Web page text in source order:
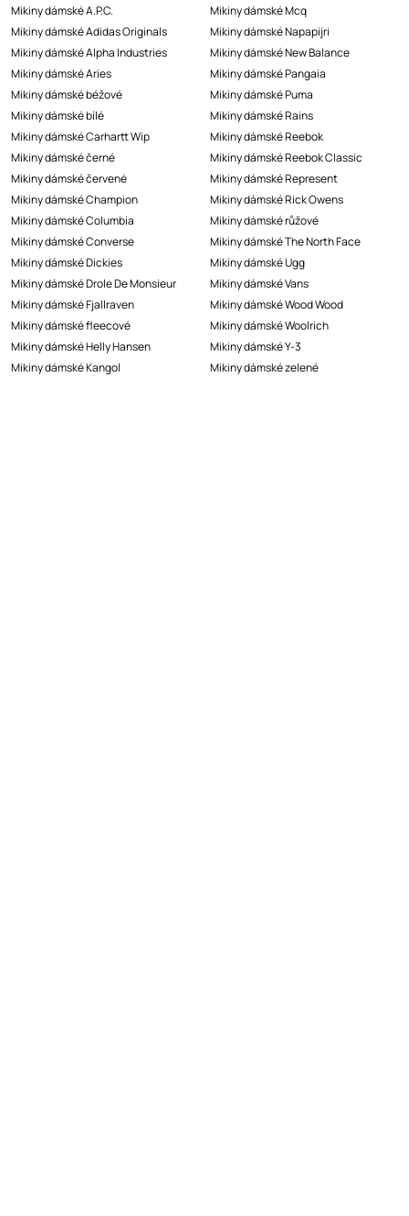
Mikiny dámské A.P.C.
Mikiny dámské Adidas Originals
Mikiny dámské Alpha Industries
Mikiny dámské Aries
Mikiny dámské béžové
Mikiny dámské bílé
Mikiny dámské Carhartt Wip
Mikiny dámské černé
Mikiny dámské červené
Mikiny dámské Champion
Mikiny dámské Columbia
Mikiny dámské Converse
Mikiny dámské Dickies
Mikiny dámské Drole De Monsieur
Mikiny dámské Fjallraven
Mikiny dámské fleecové
Mikiny dámské Helly Hansen
Mikiny dámské Kangol
Mikiny dámské Mcq
Mikiny dámské Napapijri
Mikiny dámské New Balance
Mikiny dámské Pangaia
Mikiny dámské Puma
Mikiny dámské Rains
Mikiny dámské Reebok
Mikiny dámské Reebok Classic
Mikiny dámské Represent
Mikiny dámské Rick Owens
Mikiny dámské růžové
Mikiny dámské The North Face
Mikiny dámské Ugg
Mikiny dámské Vans
Mikiny dámské Wood Wood
Mikiny dámské Woolrich
Mikiny dámské Y-3
Mikiny dámské zelené